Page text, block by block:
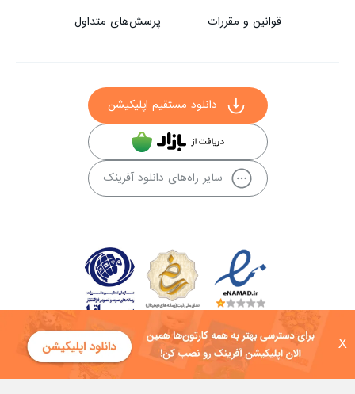
X
قوانین و مقررات پرسش‌های متداول
دانلود مستقیم اپلیکیشن
سایر راه‌های دانلود آفرینک
کلیه حقوق این سایت به شرکت توسعه فناوی هفت آسمان توکان تعلق دارد و